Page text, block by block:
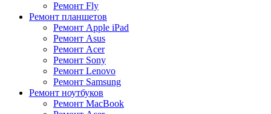
Ремонт Fly
Ремонт планшетов
Ремонт Apple iPad
Ремонт Asus
Ремонт Acer
Ремонт Sony
Ремонт Lenovo
Ремонт Samsung
Ремонт ноутбуков
Ремонт MacBook